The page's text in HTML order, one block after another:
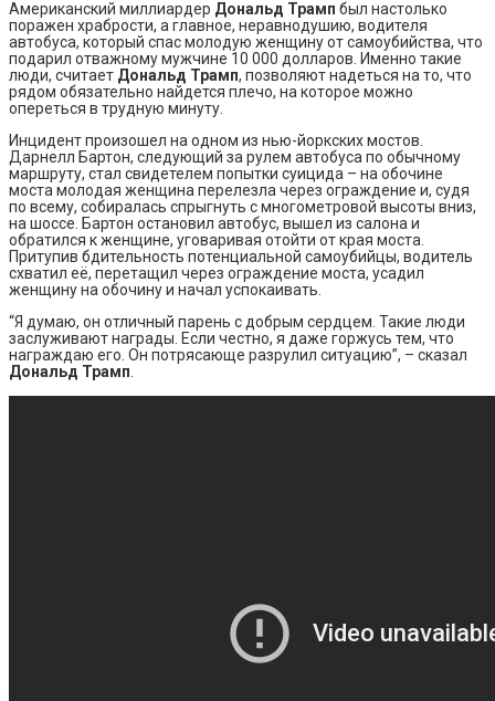
Американский миллиардер Дональд Трамп был настолько
поражен храбрости, а главное, неравнодушию, водителя
автобуса, который спас молодую женщину от самоубийства, что
подарил отважному мужчине 10 000 долларов. Именно такие
люди, считает Дональд Трамп, позволяют надеться на то, что
рядом обязательно найдется плечо, на которое можно
опереться в трудную минуту.
Инцидент произошел на одном из нью-йоркских мостов.
Дарнелл Бартон, следующий за рулем автобуса по обычному
маршруту, стал свидетелем попытки суицида – на обочине
моста молодая женщина перелезла через ограждение и, судя
по всему, собиралась спрыгнуть с многометровой высоты вниз,
на шоссе. Бартон остановил автобус, вышел из салона и
обратился к женщине, уговаривая отойти от края моста.
Притупив бдительность потенциальной самоубийцы, водитель
схватил её, перетащил через ограждение моста, усадил
женщину на обочину и начал успокаивать.
“Я думаю, он отличный парень c добрым сердцем. Такие люди
заслуживают награды. Если честно, я даже горжусь тем, что
награждаю его. Он потрясающе разрулил ситуацию”, – сказал
Дональд Трамп